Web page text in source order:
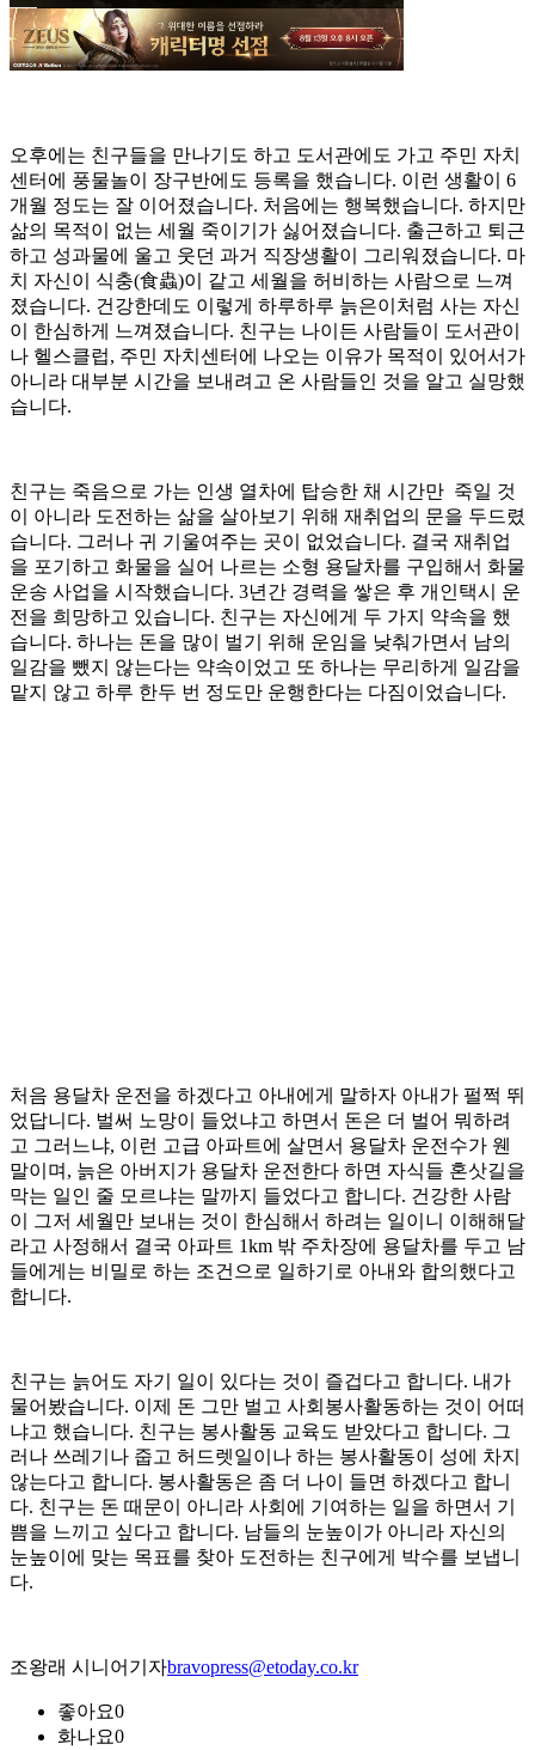
오후에는 친구들을 만나기도 하고 도서관에도 가고 주민 자치
센터에 풍물놀이 장구반에도 등록을 했습니다. 이런 생활이 6
개월 정도는 잘 이어졌습니다. 처음에는 행복했습니다. 하지만
삶의 목적이 없는 세월 죽이기가 싫어졌습니다. 출근하고 퇴근
하고 성과물에 울고 웃던 과거 직장생활이 그리워졌습니다. 마
치 자신이 식충(食蟲)이 같고 세월을 허비하는 사람으로 느껴
졌습니다. 건강한데도 이렇게 하루하루 늙은이처럼 사는 자신
이 한심하게 느껴졌습니다. 친구는 나이든 사람들이 도서관이
나 헬스클럽, 주민 자치센터에 나오는 이유가 목적이 있어서가
아니라 대부분 시간을 보내려고 온 사람들인 것을 알고 실망했
습니다.
친구는 죽음으로 가는 인생 열차에 탑승한 채 시간만 죽일 것
이 아니라 도전하는 삶을 살아보기 위해 재취업의 문을 두드렸
습니다. 그러나 귀 기울여주는 곳이 없었습니다. 결국 재취업
을 포기하고 화물을 실어 나르는 소형 용달차를 구입해서 화물
운송 사업을 시작했습니다. 3년간 경력을 쌓은 후 개인택시 운
전을 희망하고 있습니다. 친구는 자신에게 두 가지 약속을 했
습니다. 하나는 돈을 많이 벌기 위해 운임을 낮춰가면서 남의
일감을 뺐지 않는다는 약속이었고 또 하나는 무리하게 일감을
맡지 않고 하루 한두 번 정도만 운행한다는 다짐이었습니다.
처음 용달차 운전을 하겠다고 아내에게 말하자 아내가 펄쩍 뛰
었답니다. 벌써 노망이 들었냐고 하면서 돈은 더 벌어 뭐하려
고 그러느냐, 이런 고급 아파트에 살면서 용달차 운전수가 웬
말이며, 늙은 아버지가 용달차 운전한다 하면 자식들 혼삿길을
막는 일인 줄 모르냐는 말까지 들었다고 합니다. 건강한 사람
이 그저 세월만 보내는 것이 한심해서 하려는 일이니 이해해달
라고 사정해서 결국 아파트 1km 밖 주차장에 용달차를 두고 남
들에게는 비밀로 하는 조건으로 일하기로 아내와 합의했다고
합니다.
친구는 늙어도 자기 일이 있다는 것이 즐겁다고 합니다. 내가
물어봤습니다. 이제 돈 그만 벌고 사회봉사활동하는 것이 어떠
냐고 했습니다. 친구는 봉사활동 교육도 받았다고 합니다. 그
러나 쓰레기나 줍고 허드렛일이나 하는 봉사활동이 성에 차지
않는다고 합니다. 봉사활동은 좀 더 나이 들면 하겠다고 합니
다. 친구는 돈 때문이 아니라 사회에 기여하는 일을 하면서 기
쁨을 느끼고 싶다고 합니다. 남들의 눈높이가 아니라 자신의
눈높이에 맞는 목표를 찾아 도전하는 친구에게 박수를 보냅니
다.
조왕래 시니어기자bravopress@etoday.co.kr
좋아요0
화나요0